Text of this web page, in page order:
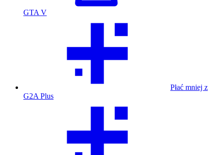
GTA V
Płać mniej z
G2A Plus